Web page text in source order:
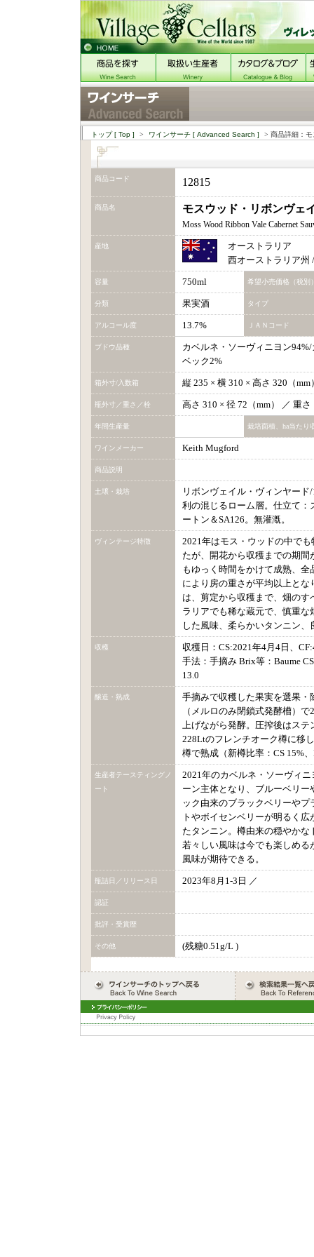
トップ[ Top ] > ワインサーチ [ Advanced Search ] > 商品詳細：
商品コード 12815
商品名 モスウッド・リボンヴェ
Moss Wood Ribbon Vale Cabernet
産地
オーストラリア
西オーストラリア州
容量 750ml 希望小売価格（税別
分類 果実酒 タイプ
アルコール度 13.7% ＪＡＮコード
ブドウ品種
カベルネ・ソーヴィニヨン
ベック2%
箱外寸/入数箱 縦 235 × 横 310 × 高さ 320（
瓶外寸／重さ／栓 高さ 310 × 径 72（mm） ／ 重
年間生産量 栽培面積、ha当たり
ワインメーカー Keith Mugford
商品説明
土壌・栽培
リボンヴェイル・ヴィンヤー
利の混じるローム層。仕立て
ートン＆SA126。無灌漑。
ヴィンテージ特徴
2021年はモス・ウッドの中で
たが、開花から収穫までの期
もゆっく時間をかけて成熟、
により房の重さが平均以上と
は、剪定から収穫まで、畑の
ラリアでも稀な蔵元で、慎重
した風味、柔らかいタンニン
収穫
収穫日：CS:2021年4月4日、
手法：手摘み Brix等：Baume
13.0
醸造・熟成
手摘みで収穫した果実を選果
（メルロのみ閉鎖式発酵槽）
上げながら発酵。圧搾後はス
228Ltのフレンチオーク樽に移
樽で熟成（新樽比率：CS 15%
生産者テースティングノ
ート
2021年のカベルネ・ソーヴィ
ーン主体となり、ブルーベリ
ック由来のブラックベリーや
トやボイセンベリーが明るく
たタンニン。樽由来の穏やか
若々しい風味は今でも楽しめ
風味が期待できる。
瓶詰日／リリース日 2023年8月1-3日 ／
認証
批評・受賞歴
その他 (残糖0.51g/L )